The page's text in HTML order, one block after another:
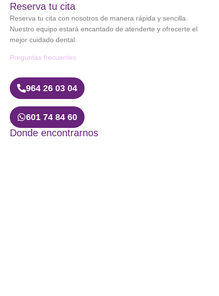
Reserva tu cita
Reserva tu cita con nosotros de manera rápida y sencilla.
Nuestro equipo estará encantado de atenderte y ofrecerte el
mejor cuidado dental.
Preguntas frecuentes
964 26 03 04
601 74 84 60
Donde encontrarnos